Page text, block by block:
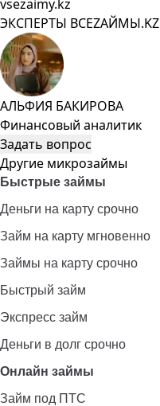
vsezaimy.kz
ЭКСПЕРТЫ ВСЕZAЙМЫ.KZ
АЛЬФИЯ БАКИРОВА
Финансовый аналитик
Задать вопрос
Другие микрозаймы
Быстрые займы
Деньги на карту срочно
Займ на карту мгновенно
Займы на карту срочно
Быстрый займ
Экспресс займ
Деньги в долг срочно
Онлайн займы
Займ под ПТС